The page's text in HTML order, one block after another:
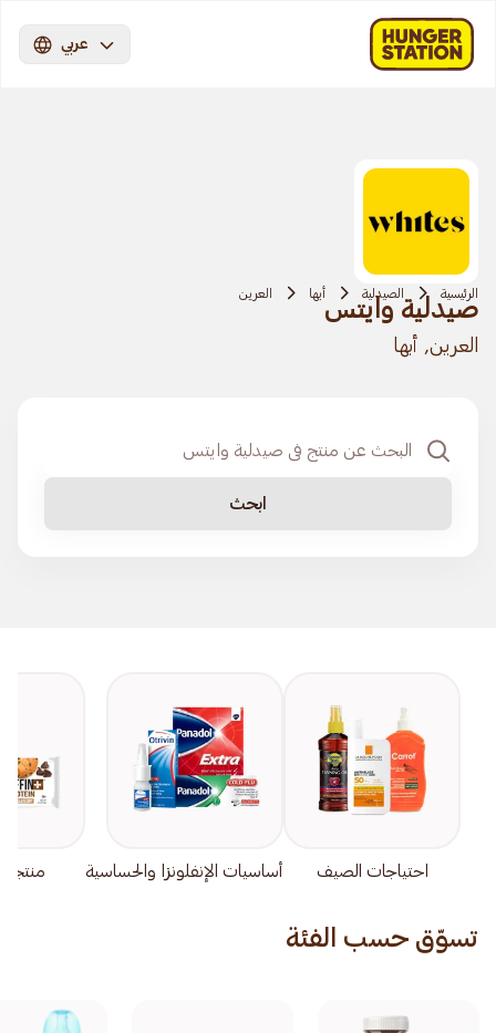
عربي
الرئيسية الصيدلية أبها العرين
صيدلية وايتس
العرين, أبها
ابحث
احتياجات الصيف أساسيات الإنفلونزا والحساسية
تسوّق حسب الفئة